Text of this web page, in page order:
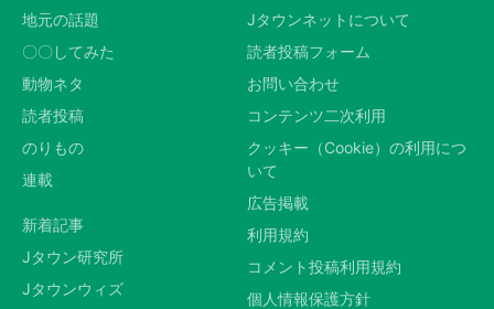
地元の話題
〇〇してみた
動物ネタ
読者投稿
のりもの
連載
新着記事
Jタウン研究所
Jタウンウィズ
Jタウンネットについて
読者投稿フォーム
お問い合わせ
コンテンツ二次利用
クッキー（Cookie）の利用につ
いて
広告掲載
利用規約
コメント投稿利用規約
個人情報保護方針